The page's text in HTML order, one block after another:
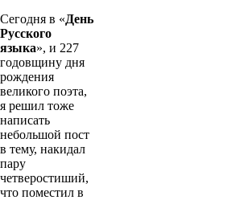
Сегодня в «День
Русского
языка», и 227
годовщину дня
рождения
великого поэта,
я решил тоже
написать
небольшой пост
в тему, накидал
пару
четверостиший,
что поместил в